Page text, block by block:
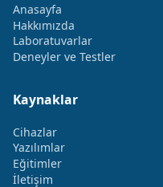
Anasayfa
Hakkımızda
Laboratuvarlar
Deneyler ve Testler
Kaynaklar
Cihazlar
Yazılımlar
Eğitimler
İletişim